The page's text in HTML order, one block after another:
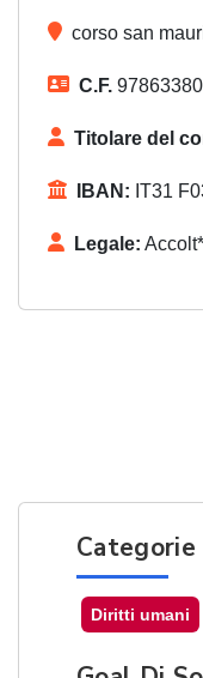
corso san
C.F.
Titolare del
IBAN: IT31
Legale: Accolt*
Categorie
Diritti umani